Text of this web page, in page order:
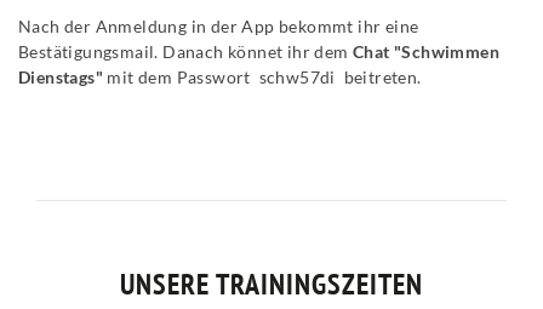
Nach der Anmeldung in der App bekommt ihr eine
Bestätigungsmail. Danach könnet ihr dem Chat "Schwimmen
Dienstags" mit dem Passwort schw57di beitreten.
UNSERE TRAININGSZEITEN